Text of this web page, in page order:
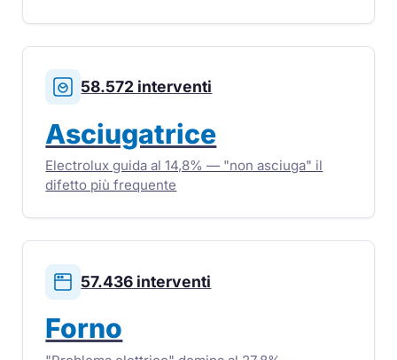
58.572 interventi
Asciugatrice
Electrolux guida al 14,8% — "non asciuga" il
difetto più frequente
57.436 interventi
Forno